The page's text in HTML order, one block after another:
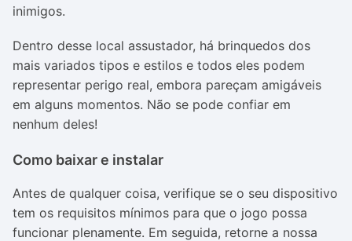
inimigos.
Dentro desse local assustador, há brinquedos dos
mais variados tipos e estilos e todos eles podem
representar perigo real, embora pareçam amigáveis
em alguns momentos. Não se pode confiar em
nenhum deles!
Como baixar e instalar
Antes de qualquer coisa, verifique se o seu dispositivo
tem os requisitos mínimos para que o jogo possa
funcionar plenamente. Em seguida, retorne a nossa